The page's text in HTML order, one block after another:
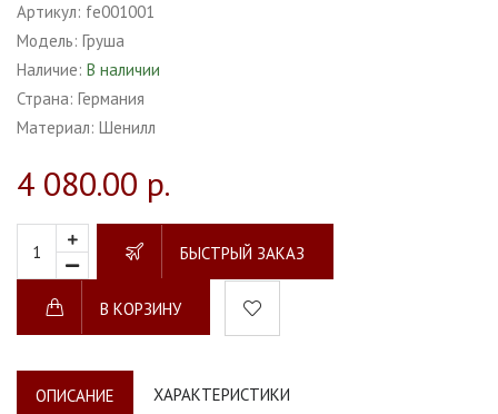
Артикул: fe001001
Модель: Груша
Наличие: В наличии
Страна: Германия
Материал: Шенилл
4 080.00 р.
БЫСТРЫЙ ЗАКАЗ
В КОРЗИНУ
ОПИСАНИЕ ХАРАКТЕРИСТИКИ